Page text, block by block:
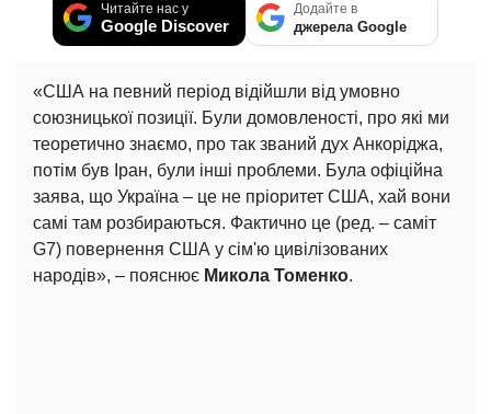
Читайте нас у
Google Discover
Додайте в
джерела Google
«США на певний період відійшли від умовно
союзницької позиції. Були домовленості, про які ми
теоретично знаємо, про так званий дух Анкоріджа,
потім був Іран, були інші проблеми. Була офіційна
заява, що Україна – це не пріоритет США, хай вони
самі там розбираються. Фактично це (ред. – саміт
G7) повернення США у сім'ю цивілізованих
народів», – пояснює Микола Томенко.